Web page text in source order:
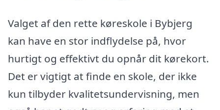
Valget af den rette køreskole i Bybjerg
kan have en stor indflydelse på, hvor
hurtigt og effektivt du opnår dit kørekort.
Det er vigtigt at finde en skole, der ikke
kun tilbyder kvalitetsundervisning, men